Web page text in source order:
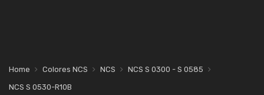
Home Colores NCS NCS
NCS S 0300 - S 0585
NCS S 0530-R10B